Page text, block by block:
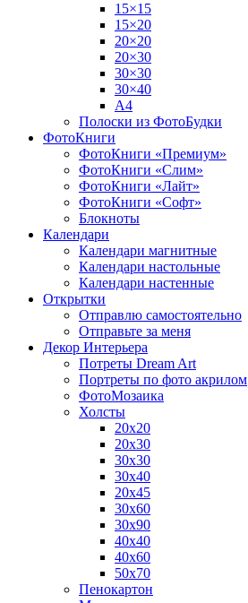
15×15
15×20
20×20
20×30
30×30
30×40
A4
Полоски из ФотоБудки
ФотоКниги
ФотоКниги «Премиум»
ФотоКниги «Слим»
ФотоКниги «Лайт»
ФотоКниги «Софт»
Блокноты
Календари
Календари магнитные
Календари настольные
Календари настенные
Открытки
Отправлю самостоятельно
Отправьте за меня
Декор Интерьера
Потреты Dream Art
Портреты по фото акрилом
ФотоМозаика
Холсты
20х20
20х30
30х30
30х40
20х45
30х60
30х90
40х40
40х60
50х70
Пенокартон